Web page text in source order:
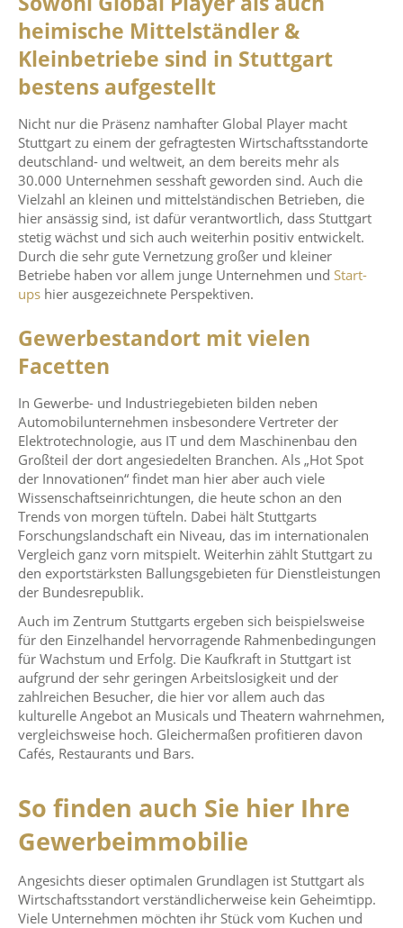
heimische Mittelständler &
Kleinbetriebe sind in Stuttgart
bestens aufgestellt
Nicht nur die Präsenz namhafter Global Player macht
Stuttgart zu einem der gefragtesten Wirtschaftsstandorte
deutschland- und weltweit, an dem bereits mehr als
30.000 Unternehmen sesshaft geworden sind. Auch die
Vielzahl an kleinen und mittelständischen Betrieben, die
hier ansässig sind, ist dafür verantwortlich, dass Stuttgart
stetig wächst und sich auch weiterhin positiv entwickelt.
Durch die sehr gute Vernetzung großer und kleiner
Betriebe haben vor allem junge Unternehmen und Start-
ups hier ausgezeichnete Perspektiven.
Gewerbestandort mit vielen
Facetten
In Gewerbe- und Industriegebieten bilden neben
Automobilunternehmen insbesondere Vertreter der
Elektrotechnologie, aus IT und dem Maschinenbau den
Großteil der dort angesiedelten Branchen. Als „Hot Spot
der Innovationen“ findet man hier aber auch viele
Wissenschaftseinrichtungen, die heute schon an den
Trends von morgen tüfteln. Dabei hält Stuttgarts
Forschungslandschaft ein Niveau, das im internationalen
Vergleich ganz vorn mitspielt. Weiterhin zählt Stuttgart zu
den exportstärksten Ballungsgebieten für Dienstleistungen
der Bundesrepublik.
Auch im Zentrum Stuttgarts ergeben sich beispielsweise
für den Einzelhandel hervorragende Rahmenbedingungen
für Wachstum und Erfolg. Die Kaufkraft in Stuttgart ist
aufgrund der sehr geringen Arbeitslosigkeit und der
zahlreichen Besucher, die hier vor allem auch das
kulturelle Angebot an Musicals und Theatern wahrnehmen,
vergleichsweise hoch. Gleichermaßen profitieren davon
Cafés, Restaurants und Bars.
So finden auch Sie hier Ihre
Gewerbeimmobilie
Angesichts dieser optimalen Grundlagen ist Stuttgart als
Wirtschaftsstandort verständlicherweise kein Geheimtipp.
Viele Unternehmen möchten ihr Stück vom Kuchen und